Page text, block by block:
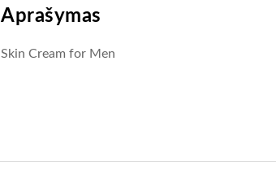
Aprašymas
Skin Cream for Men